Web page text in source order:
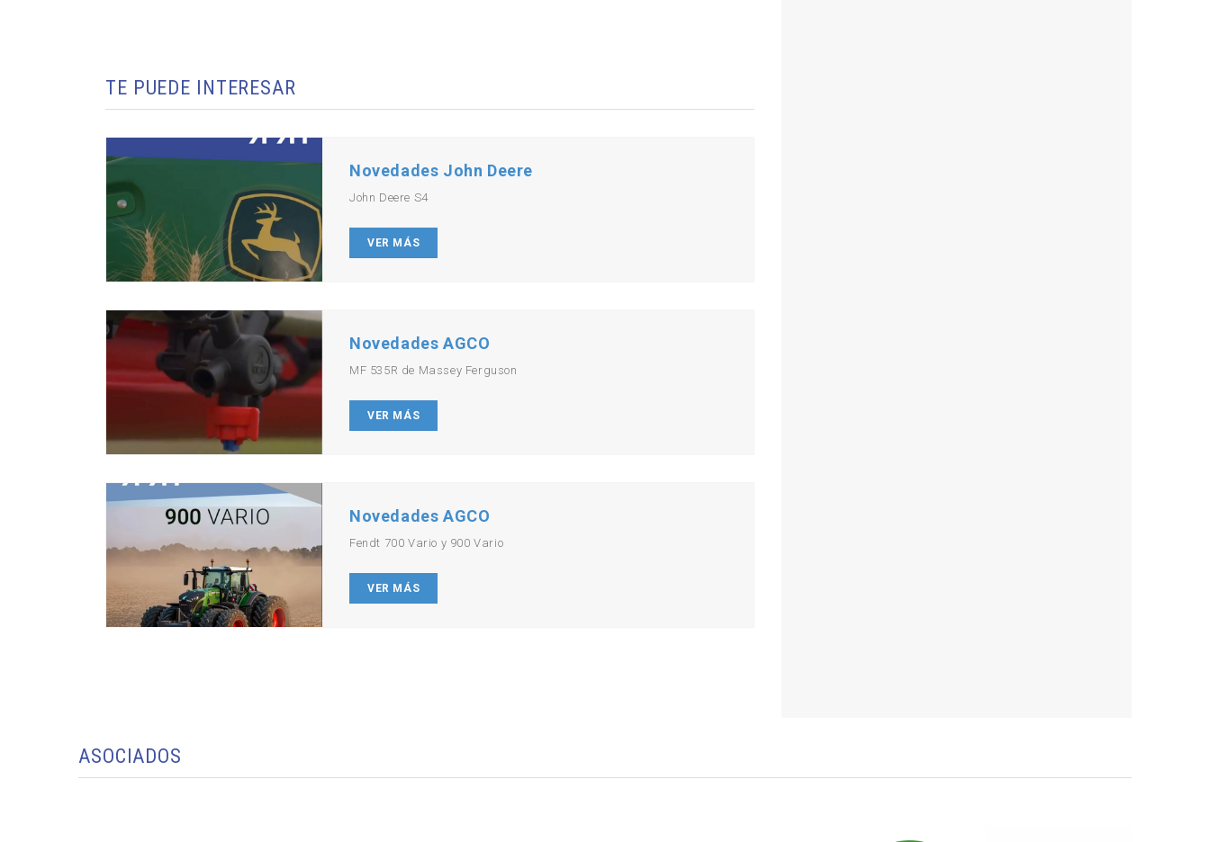
TE PUEDE INTERESAR
Novedades John Deere
John Deere S4
VER MÁS
Novedades AGCO
MF 535R de Massey Ferguson
VER MÁS
Novedades AGCO
Fendt 700 Vario y 900 Vario
VER MÁS
ASOCIADOS